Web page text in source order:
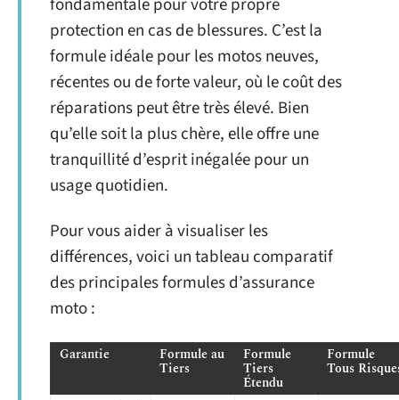
protection en cas de blessures. C’est la
formule idéale pour les motos neuves,
récentes ou de forte valeur, où le coût des
réparations peut être très élevé. Bien
qu’elle soit la plus chère, elle offre une
tranquillité d’esprit inégalée pour un
usage quotidien.
Pour vous aider à visualiser les
différences, voici un tableau comparatif
des principales formules d’assurance
moto :
Garantie Formule au
Tiers
Formule
Tiers
Étendu
Formule
Tous